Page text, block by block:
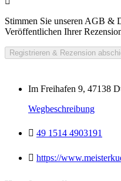
Stimmen Sie unseren AGB &
Veröffentlichen Ihrer
Im Freihafen 9, 47138
Wegbeschreibung
49 1514 4903191
https://